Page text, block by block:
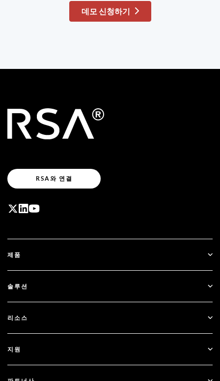
데모 신청하기
RSA와 연결
제품
SecurID
솔루션
다단계 인증
리소스
블로그
지원